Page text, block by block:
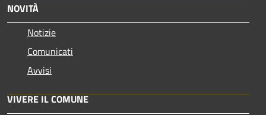
NOVITÀ
Notizie
Comunicati
Avvisi
VIVERE IL COMUNE